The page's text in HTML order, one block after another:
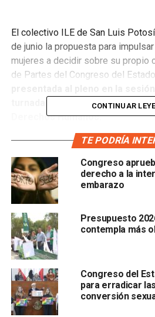
El colectivo ILE de San Luis
de junio la propuesta para
mujeres a decidir sobre su propio
de Partes del Congreso del
turnada a la Comisión de
Derechos Humanos.
La iniciativa indica quela
deberá facilitar los servicios
interrupción del embarazo en
universal;agrega que las propias
del Gobierno del Estado
las mujeres solicitantes, sin
con servicios de salud públicos
Integrantes del colectivo afirmaron
decida practicar la interrupción del
deberá de atender la solicitud
cinco días, contados a partir de
además de agregar que es de
CONTINUAR
TE PODRÍA
Congreso
derecho a la
embarazo
Presupuesto
contempla más
Congreso del
para erradicar
conversión